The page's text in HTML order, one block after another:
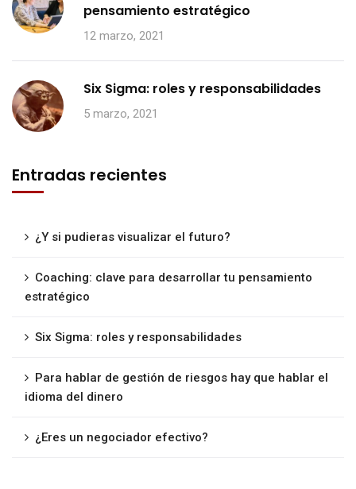
pensamiento estratégico
12 marzo, 2021
Six Sigma: roles y responsabilidades
5 marzo, 2021
Entradas recientes
¿Y si pudieras visualizar el futuro?
Coaching: clave para desarrollar tu pensamiento
estratégico
Six Sigma: roles y responsabilidades
Para hablar de gestión de riesgos hay que hablar el
idioma del dinero
¿Eres un negociador efectivo?